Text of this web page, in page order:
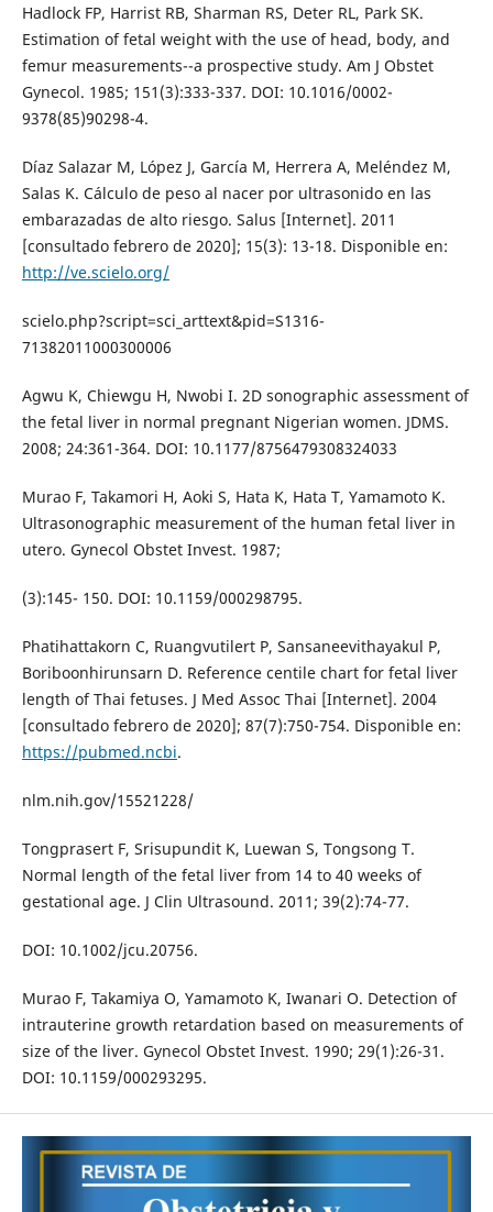
Hadlock FP, Harrist RB, Sharman RS, Deter RL, Park SK.
Estimation of fetal weight with the use of head, body, and
femur measurements--a prospective study. Am J Obstet
Gynecol. 1985; 151(3):333-337. DOI: 10.1016/0002-
9378(85)90298-4.
Díaz Salazar M, López J, García M, Herrera A, Meléndez M,
Salas K. Cálculo de peso al nacer por ultrasonido en las
embarazadas de alto riesgo. Salus [Internet]. 2011
[consultado febrero de 2020]; 15(3): 13-18. Disponible en:
http://ve.scielo.org/
scielo.php?script=sci_arttext&pid=S1316-
71382011000300006
Agwu K, Chiewgu H, Nwobi I. 2D sonographic assessment of
the fetal liver in normal pregnant Nigerian women. JDMS.
2008; 24:361-364. DOI: 10.1177/8756479308324033
Murao F, Takamori H, Aoki S, Hata K, Hata T, Yamamoto K.
Ultrasonographic measurement of the human fetal liver in
utero. Gynecol Obstet Invest. 1987;
(3):145- 150. DOI: 10.1159/000298795.
Phatihattakorn C, Ruangvutilert P, Sansaneevithayakul P,
Boriboonhirunsarn D. Reference centile chart for fetal liver
length of Thai fetuses. J Med Assoc Thai [Internet]. 2004
[consultado febrero de 2020]; 87(7):750-754. Disponible en:
https://pubmed.ncbi.
nlm.nih.gov/15521228/
Tongprasert F, Srisupundit K, Luewan S, Tongsong T.
Normal length of the fetal liver from 14 to 40 weeks of
gestational age. J Clin Ultrasound. 2011; 39(2):74-77.
DOI: 10.1002/jcu.20756.
Murao F, Takamiya O, Yamamoto K, Iwanari O. Detection of
intrauterine growth retardation based on measurements of
size of the liver. Gynecol Obstet Invest. 1990; 29(1):26-31.
DOI: 10.1159/000293295.